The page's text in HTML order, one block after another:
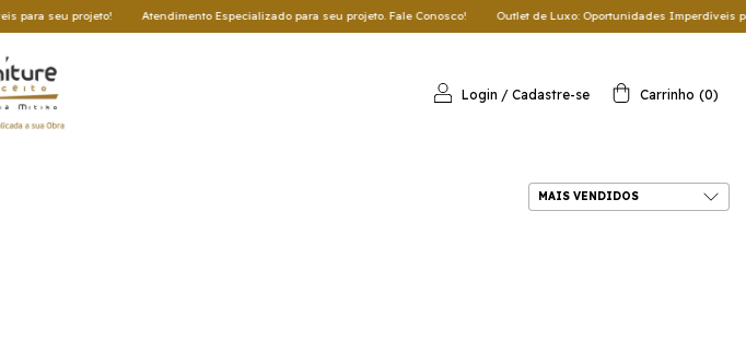
seu projeto! Atendimento Especializado para seu projeto. Fale Conosco! Outlet de Luxo: Oportunidades Imperdíveis
Login / Cadastre-se Carrinho (0)